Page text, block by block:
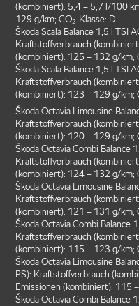
(kombiniert): 5,4 – 5,7 l/100
129 g/km; CO2-Klasse: D
Škoda Scala Balance 1,5 l TSI
Kraftstoffverbrauch
(kombiniert): 125 – 132 g/km;
Škoda Scala Balance 1,5 l TSI
Kraftstoffverbrauch
(kombiniert): 123 – 129 g/km;
Škoda Octavia Limousine
Kraftstoffverbrauch
(kombiniert): 120 – 129 g/km;
Škoda Octavia Combi Balance
Kraftstoffverbrauch
(kombiniert): 124 – 132 g/km;
Škoda Octavia Limousine
Kraftstoffverbrauch
(kombiniert): 121 – 131 g/km;
Škoda Octavia Combi Balance
Kraftstoffverbrauch
(kombiniert): 115 – 123 g/km;
Škoda Octavia Limousine
PS): Kraftstoffverbrauch
Emissionen (kombiniert): 115
Škoda Octavia Combi Balance